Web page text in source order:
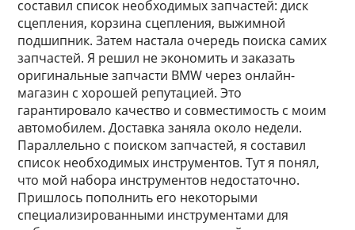
составил список необходимых запчастей: диск
сцепления, корзина сцепления, выжимной
подшипник. Затем настала очередь поиска самих
запчастей. Я решил не экономить и заказать
оригинальные запчасти BMW через онлайн-
магазин с хорошей репутацией. Это
гарантировало качество и совместимость с моим
автомобилем. Доставка заняла около недели.
Параллельно с поиском запчастей, я составил
список необходимых инструментов. Тут я понял,
что мой набора инструментов недостаточно.
Пришлось пополнить его некоторыми
специализированными инструментами для